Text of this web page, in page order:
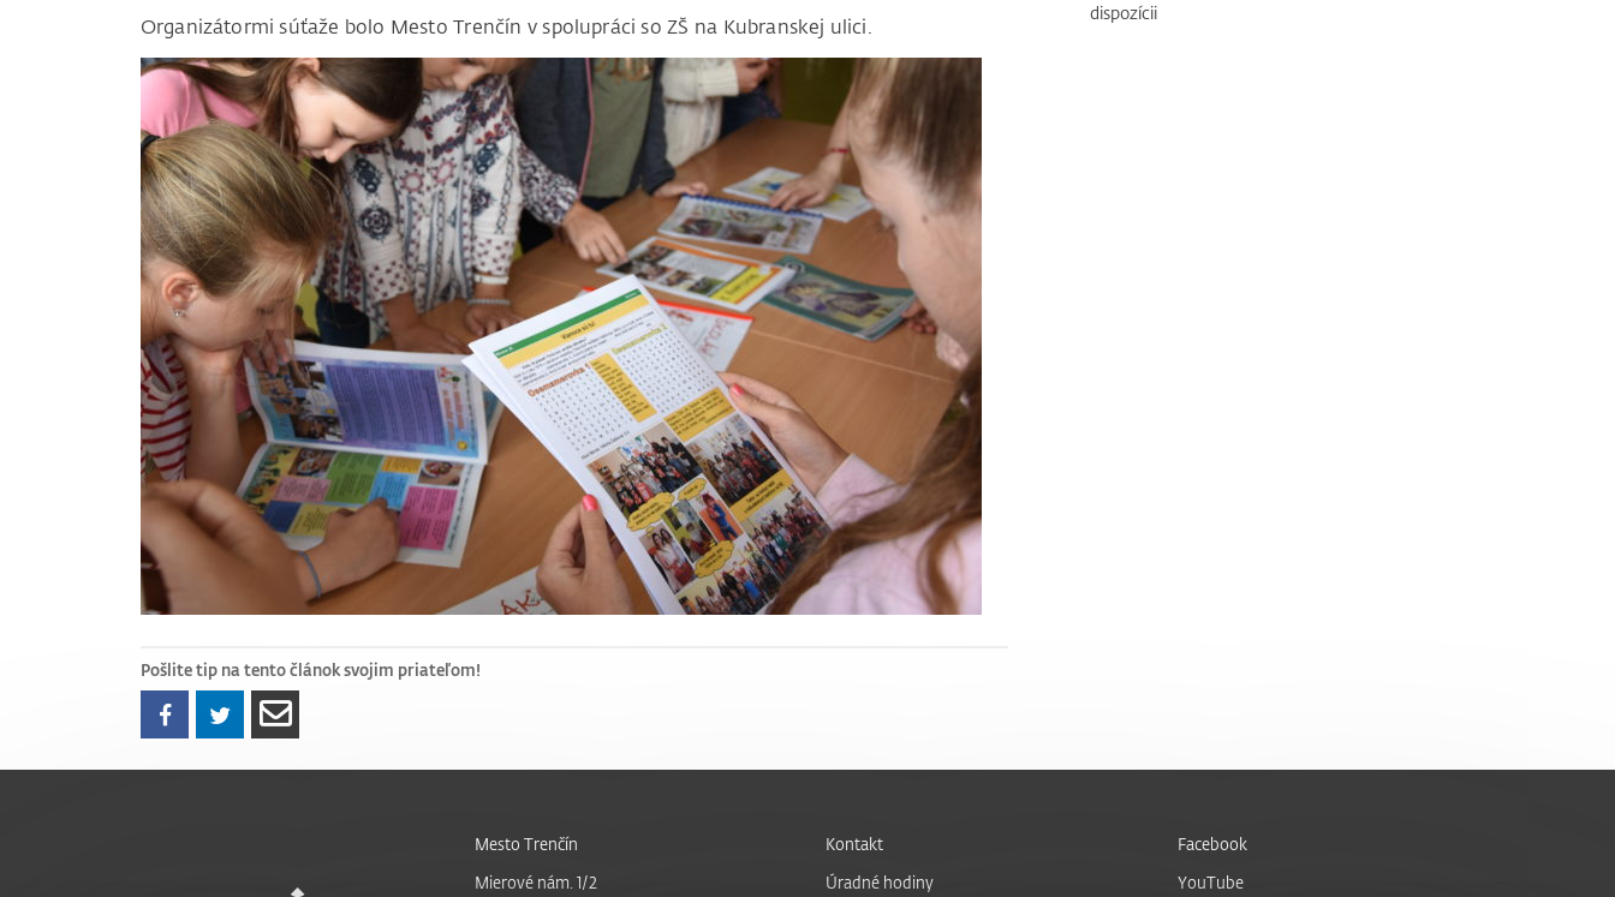
Organizátormi súťaže bolo Mesto Trenčín v spolupráci so ZŠ na Kubranskej ulici.
Pošlite tip na tento článok svojim priateľom!
dispozícii
Mesto Trenčín
Mierové nám. 1/2
Kontakt
Úradné hodiny
Facebook
YouTube